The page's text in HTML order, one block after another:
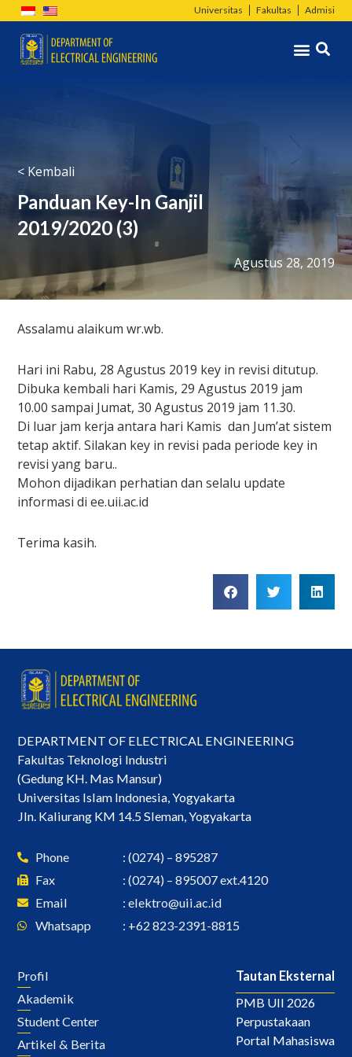
Lewati
ke
konten
Universitas Fakultas Admisi
Menu
< Kembali
Panduan Key-In Ganjil
2019/2020 (3)
Agustus 28, 2019
Assalamu alaikum wr.wb.
Hari ini Rabu, 28 Agustus 2019 key in revisi ditutup.
Dibuka kembali hari Kamis, 29 Agustus 2019 jam
10.00 sampai Jumat, 30 Agustus 2019 jam 11.30.
Di luar jam kerja antara hari Kamis dan Jum’at sistem
tetap aktif. Silakan key in revisi pada periode key in
revisi yang baru..
Mohon dijadikan perhatian dan selalu update
informasi di ee.uii.ac.id
Terima kasih.
DEPARTMENT OF ELECTRICAL ENGINEERING
Fakultas Teknologi Industri
(Gedung KH. Mas Mansur)
Universitas Islam Indonesia, Yogyakarta
Jln. Kaliurang KM 14.5 Sleman, Yogyakarta
Phone
Fax
Email
Whatsapp
: (0274) – 895287
: (0274) – 895007 ext.4120
: elektro@uii.ac.id
: +62 823-2391-8815
Profil
Akademik
Student Center
Artikel & Berita
Tautan Eksternal
PMB UII 2026
Perpustakaan
Portal Mahasiswa